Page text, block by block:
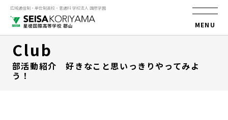
広域通信制・単位制高校・普通科 学校法人 国際学園
MENU
Club
部活動紹介 好きなこと思いっきりやってみよ
う！